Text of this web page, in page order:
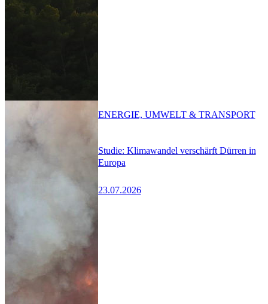
Studie: Klimawandel verschärft Dürren in
Europa
23.07.2026
ENERGIE, UMWELT & TRANSPORT